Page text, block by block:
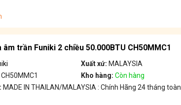
âm trần Funiki 2 chiều 50.000BTU CH50MMC1
Xuất xứ: MALAYSIA
CH50MMC1 Kho hàng: Còn hàng
MADE IN THAILAN/MALAYSIA : Chính Hãng 24 tháng toàn